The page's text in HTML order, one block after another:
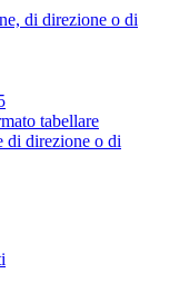
di direzione o di
tabellare
di direzione o di